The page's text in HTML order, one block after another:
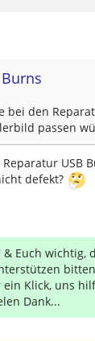
bei den
passen
USB
defekt?
& Euch wichtig,
Klick, uns
Dank...